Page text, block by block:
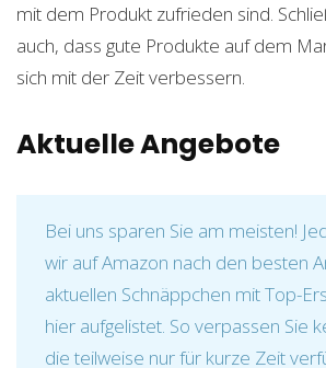
mit dem Produkt zufrieden sind.
auch, dass gute Produkte auf dem
sich mit der Zeit verbessern.
Aktuelle Angebote
Bei uns sparen Sie am meisten!
wir auf Amazon nach den besten
aktuellen Schnäppchen mit Top-
hier aufgelistet. So verpassen Sie
die teilweise nur für kurze Zeit